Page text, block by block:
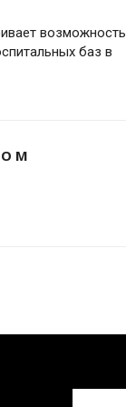
возможность
баз в
О М